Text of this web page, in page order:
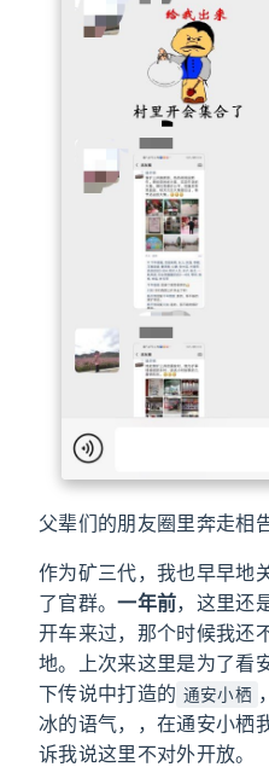
父辈们的朋友圈里奔走相
作为矿三代，我也早早地
了官群。一年前，这里还
开车来过，那个时候我还
地。上次来这里是为了看
下传说中打造的 通安小栖
冰的语气，，在通安小栖
诉我说这里不对外开放。